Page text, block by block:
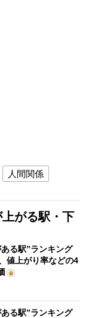
人間関係
上がる駅・下
ある駅”ランキング
値上がり率などの4
ある駅”ランキング